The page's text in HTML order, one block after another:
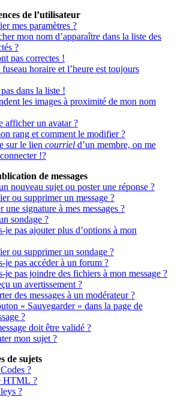
de l’utilisateur
mes paramètres ?
mon nom d’apparaître dans la liste des
?
pas correctes !
fuseau horaire et l’heure est toujours
dans la liste !
les images à proximité de mon nom
afficher un avatar ?
rang et comment le modifier ?
sur le lien courriel d’un membre, on me
!?
de messages
nouveau sujet ou poster une réponse ?
ou supprimer un message ?
une signature à mes messages ?
sondage ?
je pas ajouter plus d’options à mon
ou supprimer un sondage ?
je pas accéder à un forum ?
je pas joindre des fichiers à mon message ?
un avertissement ?
des messages à un modérateur ?
« Sauvegarder » dans la page de
?
doit être validé ?
mon sujet ?
de sujets
?
HTML ?
?